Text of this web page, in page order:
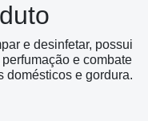
e desinfetar, possui
e combate
domésticos e gordura.